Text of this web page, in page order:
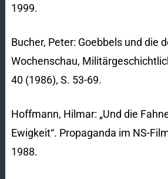
1999.
Bucher, Peter: Goebbels und die
Wochenschau,
40 (1986), S. 53-69.
Hoffmann, Hilmar: „Und die
Ewigkeit“. Propaganda im NS-
1988.